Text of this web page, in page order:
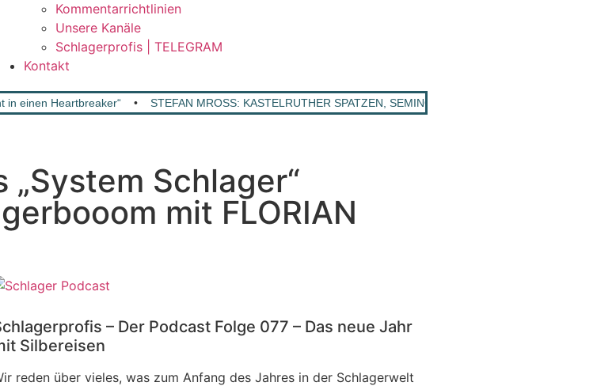
Kommentarrichtlinien
Unsere Kanäle
Schlagerprofis | TELEGRAM
Kontakt
in einen Heartbreaker“ • STEFAN MROSS: KASTELRUTHER SPATZEN, SEMINO ROSSI u. a.: Top Schlager bei
„System Schlager“
mit FLORIAN
– Der Podcast Folge 077 – Das neue Jahr
Silbereisen
reden über vieles, was zum Anfang des Jahres in der Schlagerwelt